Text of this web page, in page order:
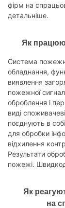
фірм на
детальніше.
Як
Система
обладнання,
виявлення
пожежної
оброблення і
виді
поєднують в
для обробки
відхилення
Результати
пожежі.
Як
на